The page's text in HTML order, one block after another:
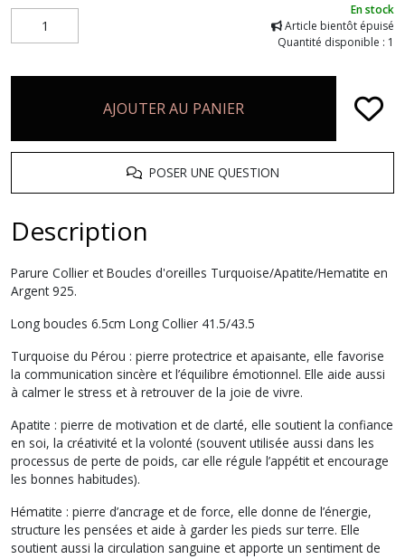
En stock
Article bientôt épuisé
Quantité disponible : 1
AJOUTER AU PANIER
POSER UNE QUESTION
Description
Parure Collier et Boucles d'oreilles Turquoise/Apatite/Hematite en
Argent 925.
Long boucles 6.5cm Long Collier 41.5/43.5
Turquoise du Pérou : pierre protectrice et apaisante, elle favorise
la communication sincère et l’équilibre émotionnel. Elle aide aussi
à calmer le stress et à retrouver de la joie de vivre.
Apatite : pierre de motivation et de clarté, elle soutient la confiance
en soi, la créativité et la volonté (souvent utilisée aussi dans les
processus de perte de poids, car elle régule l’appétit et encourage
les bonnes habitudes).
Hématite : pierre d’ancrage et de force, elle donne de l’énergie,
structure les pensées et aide à garder les pieds sur terre. Elle
soutient aussi la circulation sanguine et apporte un sentiment de